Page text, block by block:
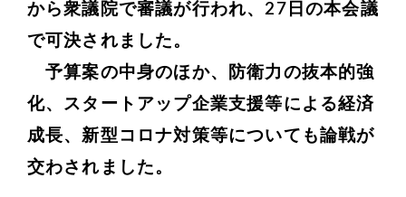
から衆議院で審議が行われ、27 日の本会議
で可決されました。
予算案の中身のほか、防衛力の抜本的強
化、スタートアップ企業支援等による経済
成長、新型コロナ対策等についても論戦が
交わされました。